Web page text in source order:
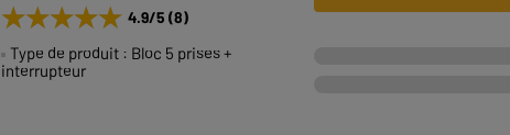
★★★★★
★★★★★ 4.9/5 (8)
Type de produit : Bloc 5 prises +
interrupteur